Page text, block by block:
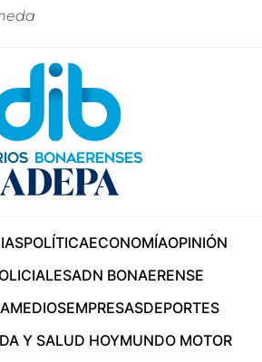
POLÍTICAECONOMÍAOPINIÓN
ADN BONAERENSE
MEDIOSEMPRESASDEPORTES
Y SALUD HOYMUNDO MOTOR